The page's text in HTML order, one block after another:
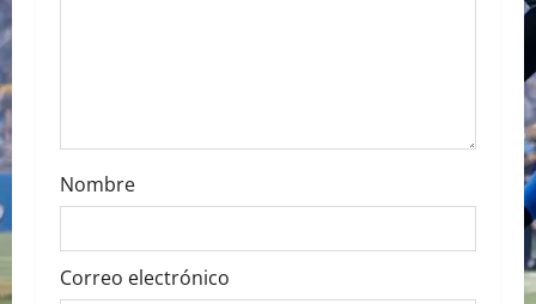
Nombre
Correo electrónico